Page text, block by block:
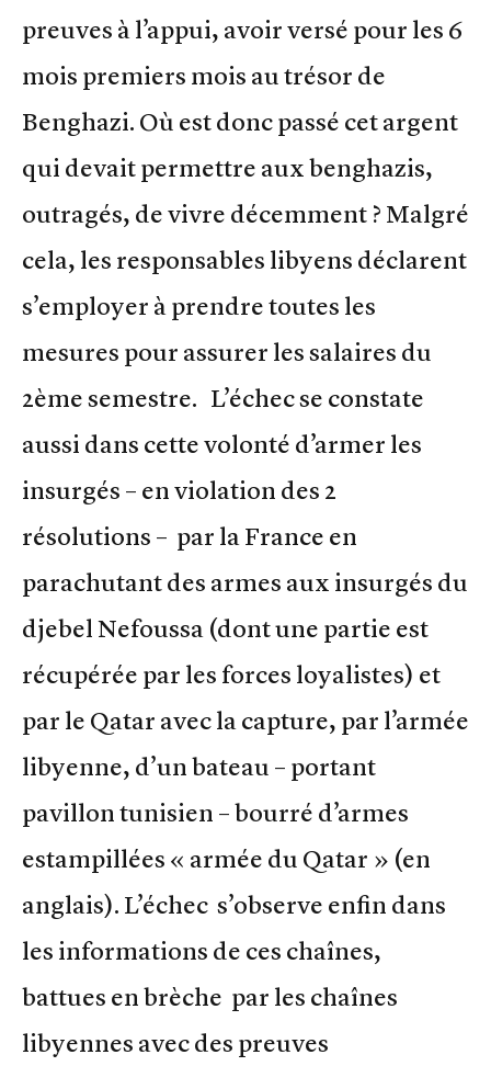
preuves à l’appui, avoir versé pour les 6
mois premiers mois au trésor de
Benghazi. Où est donc passé cet argent
qui devait permettre aux benghazis,
outragés, de vivre décemment ? Malgré
cela, les responsables libyens déclarent
s’employer à prendre toutes les
mesures pour assurer les salaires du
2ème semestre. L’échec se constate
aussi dans cette volonté d’armer les
insurgés – en violation des 2
résolutions – par la France en
parachutant des armes aux insurgés du
djebel Nefoussa (dont une partie est
récupérée par les forces loyalistes) et
par le Qatar avec la capture, par l’armée
libyenne, d’un bateau – portant
pavillon tunisien – bourré d’armes
estampillées « armée du Qatar » (en
anglais). L’échec s’observe enfin dans
les informations de ces chaînes,
battues en brèche par les chaînes
libyennes avec des preuves